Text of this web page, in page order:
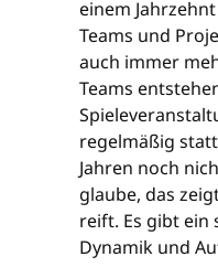
einem
Teams und
auch immer
Teams
regelmäßig
Jahren noch
glaube, das
reift. Es gibt ein
Dynamik und